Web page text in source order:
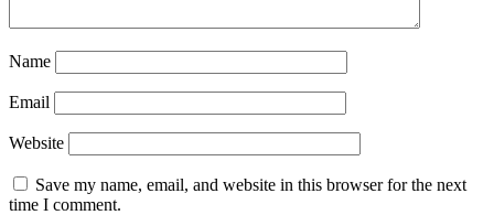
Name
Email
Website
Save my name, email, and website in this browser for the next
time I comment.